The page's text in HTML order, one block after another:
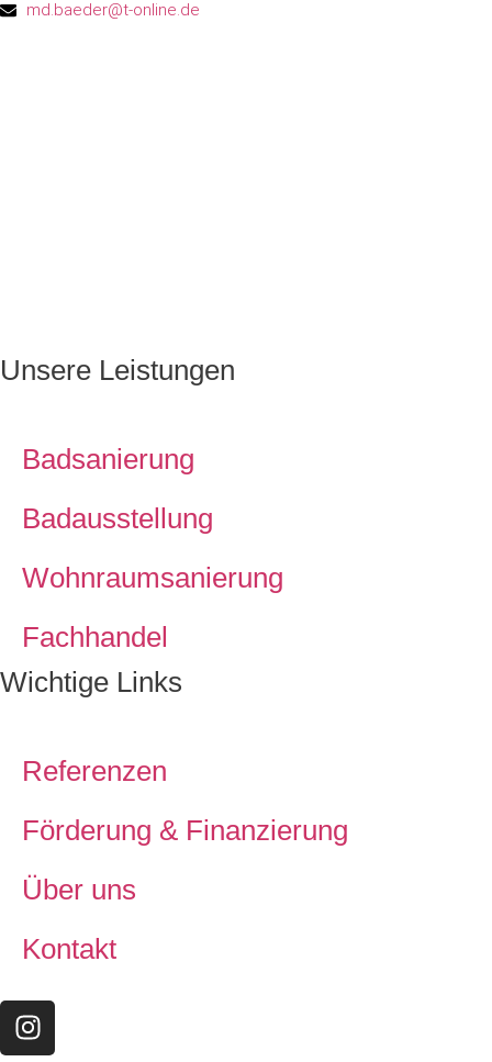
md.baeder@t-online.de
Unsere Leistungen
Badsanierung
Badausstellung
Wohnraumsanierung
Fachhandel
Wichtige Links
Referenzen
Förderung & Finanzierung
Über uns
Kontakt